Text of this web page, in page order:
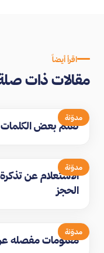
اقرأ أيضاً
مقالات ذات
مدوّنة
تعلم بعض الكلمات
مدوّنة
الاستعلام عن
الحجز
مدوّنة
معلومات مفصله عن